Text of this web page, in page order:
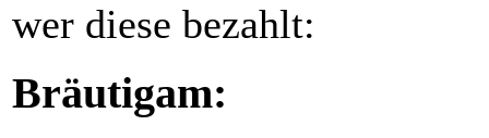
wer diese bezahlt:
Bräutigam: